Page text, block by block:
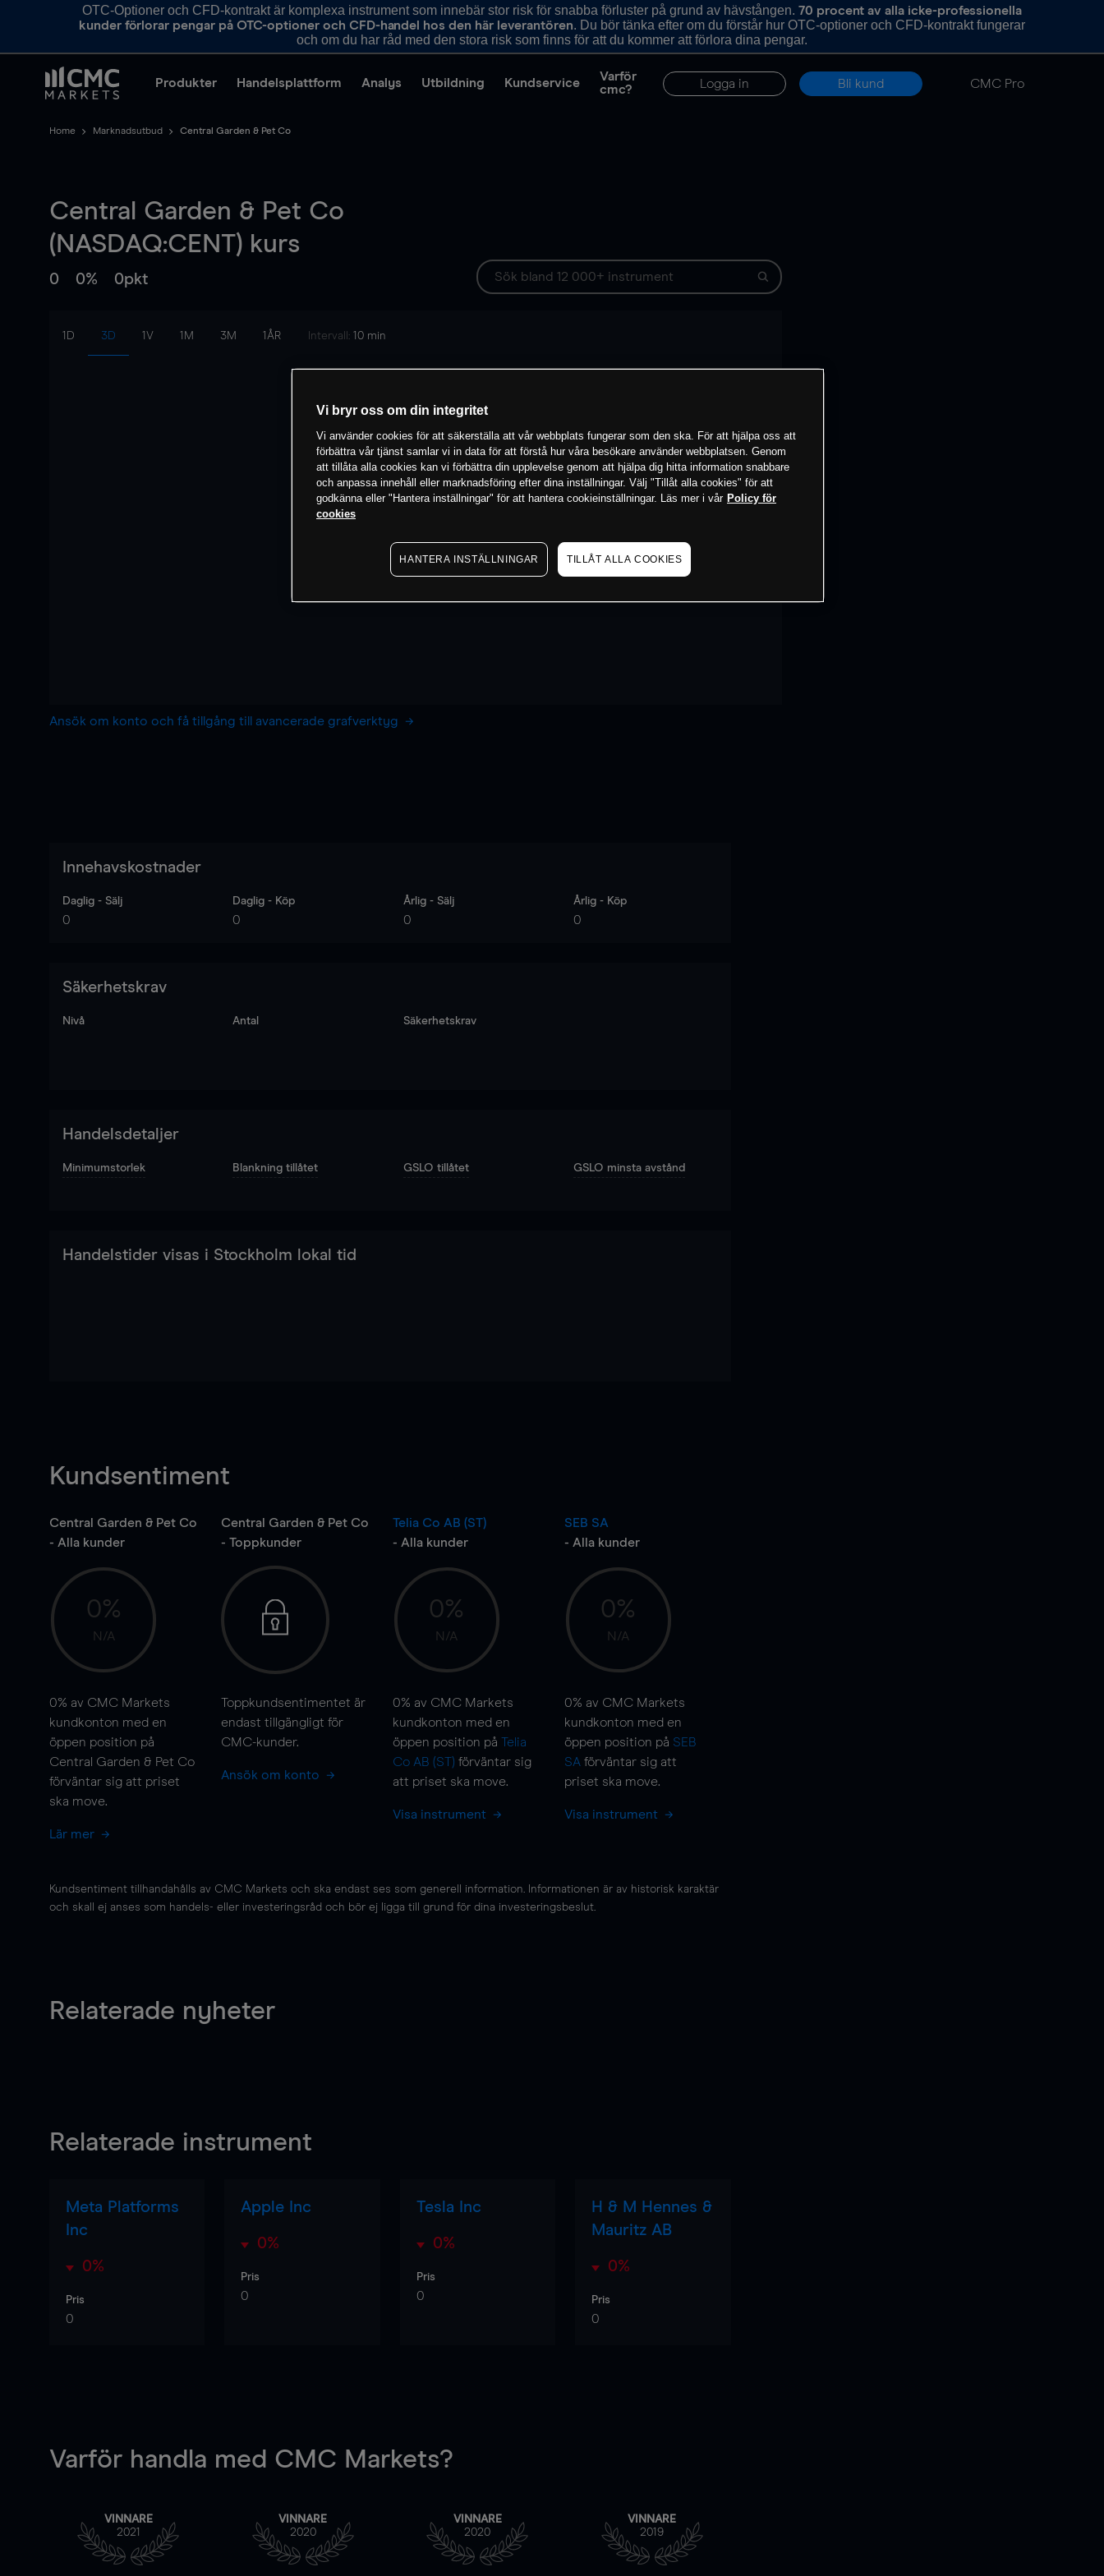
OTC-Optioner och CFD-kontrakt är komplexa instrument som innebär stor risk för snabba förluster på grund av hävstången. 70 procent av alla icke-professionella
kunder förlorar pengar på OTC-optioner och CFD-handel hos den här leverantören. Du bör tänka efter om du förstår hur OTC-optioner och CFD-kontrakt fungerar
och om du har råd med den stora risk som finns för att du kommer att förlora dina pengar.
Produkter Handelsplattform Analys Utbildning Kundservice
Varför
cmc?
Logga in Bli kund CMC Pro
Home Marknadsutbud Central Garden & Pet Co
Central Garden & Pet Co
(NASDAQ:CENT) kurs
0 0% 0pkt
1D 3D 1V 1M 3M 1ÅR Intervall: 10 min
Ansök om konto och få tillgång till avancerade grafverktyg
Innehavskostnader
Daglig - Sälj
0
Daglig - Köp
0
Årlig - Sälj
0
Årlig - Köp
0
Säkerhetskrav
Nivå Antal Säkerhetskrav
Handelsdetaljer
Minimumstorlek Blankning tillåtet GSLO tillåtet GSLO minsta avstånd
Handelstider visas i Stockholm lokal tid
Kundsentiment
Central Garden & Pet Co
- Alla kunder
0%
N/A
0% av CMC Markets
kundkonton med en
öppen position på
Central Garden & Pet Co
förväntar sig att priset
ska move.
Lär mer
Central Garden & Pet Co
- Toppkunder
Toppkundsentimentet är
endast tillgängligt för
CMC-kunder.
Ansök om konto
Telia Co AB (ST)
- Alla kunder
0%
N/A
0% av CMC Markets
kundkonton med en
öppen position på Telia
Co AB (ST) förväntar sig
att priset ska move.
Visa instrument
SEB SA
- Alla kunder
0%
N/A
0% av CMC Markets
kundkonton med en
öppen position på SEB
SA förväntar sig att
priset ska move.
Visa instrument
Kundsentiment tillhandahålls av CMC Markets och ska endast ses som generell information. Informationen är av historisk karaktär
och skall ej anses som handels- eller investeringsråd och bör ej ligga till grund för dina investeringsbeslut.
Relaterade nyheter
Relaterade instrument
Meta Platforms
Inc
0%
Pris
0
Apple Inc
0%
Pris
0
Tesla Inc
0%
Pris
0
H & M Hennes &
Mauritz AB
0%
Pris
0
Varför handla med CMC Markets?
VINNARE
2021
VINNARE
2020
VINNARE
2020
VINNARE
2019
Vi bryr oss om din integritet
Vi använder cookies för att säkerställa att vår webbplats fungerar som den ska. För att hjälpa oss att
förbättra vår tjänst samlar vi in data för att förstå hur våra besökare använder webbplatsen. Genom
att tillåta alla cookies kan vi förbättra din upplevelse genom att hjälpa dig hitta information snabbare
och anpassa innehåll eller marknadsföring efter dina inställningar. Välj "Tillåt alla cookies" för att
godkänna eller "Hantera inställningar" för att hantera cookieinställningar. Läs mer i vår Policy för
cookies
HANTERA INSTÄLLNINGAR TILLÅT ALLA COOKIES